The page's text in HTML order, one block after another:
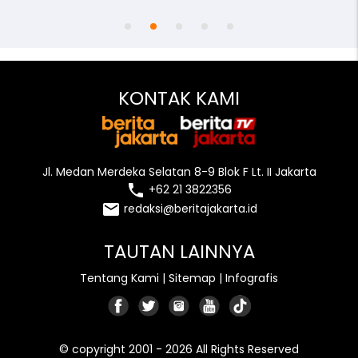
KONTAK KAMI
Jl. Medan Merdeka Selatan 8-9 Blok F Lt. II Jakarta
local_phone +62 21 3822356
email redaksi@beritajakarta.id
TAUTAN LAINNYA
Tentang Kami | Sitemap | Infografis
© copyright 2001 - 2026 All Rights Reserved